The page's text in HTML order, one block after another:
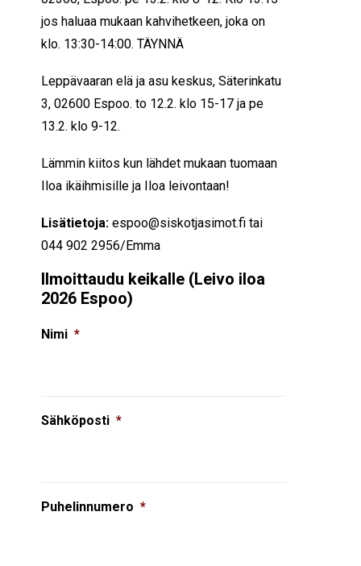
jos haluaa mukaan kahvihetkeen, joka on
klo. 13:30-14:00. TÄYNNÄ
Leppävaaran elä ja asu keskus, Säterinkatu
3, 02600 Espoo. to 12.2. klo 15-17 ja pe
13.2. klo 9-12.
Lämmin kiitos kun lähdet mukaan tuomaan
Iloa ikäihmisille ja Iloa leivontaan!
Lisätietoja: espoo@siskotjasimot.fi tai
044 902 2956/Emma
Ilmoittaudu keikalle (Leivo iloa
2026 Espoo)
Nimi *
Sähköposti *
Puhelinnumero *